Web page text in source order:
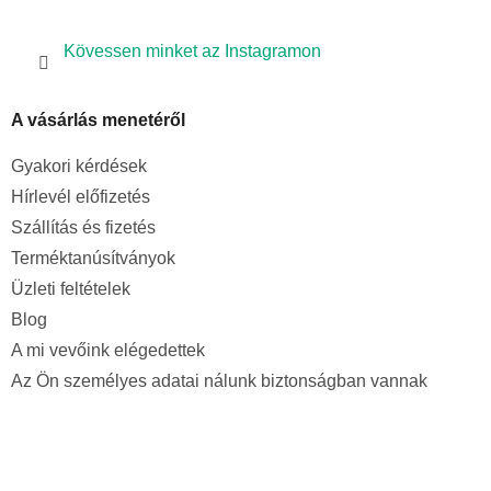
Kövessen minket az Instagramon
A vásárlás menetéről
Gyakori kérdések
Hírlevél előfizetés
Szállítás és fizetés
Terméktanúsítványok
Üzleti feltételek
Blog
A mi vevőink elégedettek
Az Ön személyes adatai nálunk biztonságban vannak